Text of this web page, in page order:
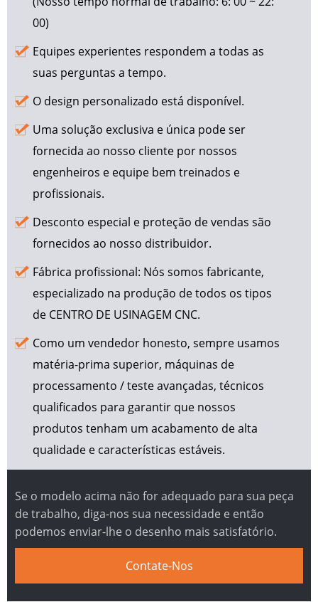
00)
Equipes experientes respondem a todas as
suas perguntas a tempo.
O design personalizado está disponível.
Uma solução exclusiva e única pode ser
fornecida ao nosso cliente por nossos
engenheiros e equipe bem treinados e
profissionais.
Desconto especial e proteção de vendas são
fornecidos ao nosso distribuidor.
Fábrica profissional: Nós somos fabricante,
especializado na produção de todos os tipos
de CENTRO DE USINAGEM CNC.
Como um vendedor honesto, sempre usamos
matéria-prima superior, máquinas de
processamento / teste avançadas, técnicos
qualificados para garantir que nossos
produtos tenham um acabamento de alta
qualidade e características estáveis.
Se o modelo acima não for adequado para sua peça
de trabalho, diga-nos sua necessidade e então
podemos enviar-lhe o desenho mais satisfatório.
Contate-Nos